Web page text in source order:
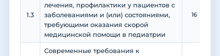
1.3
лечения, профилактики у пациентов с
заболеваниями и (или) состояниями,
требующими оказания скорой
медицинской помощи в педиатрии
16
Современные требования к